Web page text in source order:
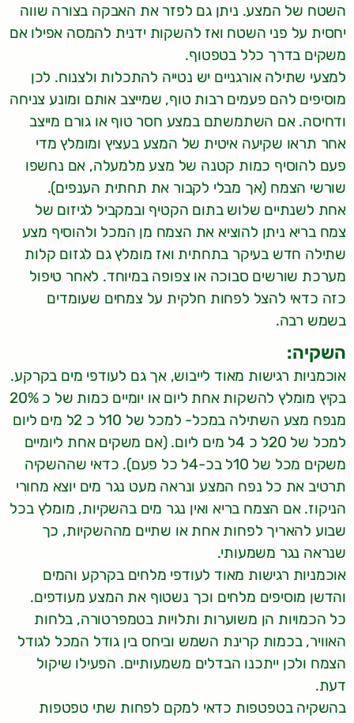
השטח של המצע. ניתן גם לפזר את האבקה בצורה שווה
יחסית על פני השטח ואז להשקות ידנית להמסה אפילו אם
משקים בדרך כלל בטפטוף.
למצעי שתילה אורגניים יש נטייה להתכלות ולצנוח. לכן
מוסיפים להם פעמים רבות טוף, שמייצב אותם ומונע צניחה
ודחיסה. אם השתמשתם במצע חסר טוף או גורם מייצב
אחר תראו שקיעה איטית של המצע בעציץ ומומלץ מדי
פעם להוסיף כמות קטנה של מצע מלמעלה, אם נחשפו
שורשי הצמח (אך מבלי לקבור את תחתית הענפים).
אחת לשנתיים שלוש בתום הקטיף ובמקביל לגיזום של
צמח בריא ניתן להוציא את הצמח מן המכל ולהוסיף מצע
שתילה חדש בעיקר בתחתית ואז מומלץ גם לגזום קלות
מערכת שורשים סבוכה או צפופה במיוחד. לאחר טיפול
כזה כדאי להצל לפחות חלקית על צמחים שעומדים
בשמש רבה.
השקיה:
אוכמניות רגישות מאוד לייבוש, אך גם לעודפי מים בקרקע.
בקיץ מומלץ להשקות אחת ליום או יומיים כמות של כ 20%
מנפח מצע השתילה במכל- למכל של 10ל כ 2ל מים ליום
למכל של 20ל כ 4ל מים ליום. (אם משקים אחת ליומיים
משקים מכל של 10ל בכ-4ל כל פעם). כדאי שההשקיה
תרטיב את כל נפח המצע ונראה מעט נגר מים יוצא מחורי
הניקוז. אם הצמח בריא ואין נגר מים בהשקיות, מומלץ בכל
שבוע להאריך לפחות אחת או שתיים מההשקיות, כך
שנראה נגר משמעותי.
אוכמניות רגישות מאוד לעודפי מלחים בקרקע והמים
והדשן מוסיפים מלחים וכך נשטוף את המצע מעודפים.
כל הכמויות הן משוערות ותלויות בטמפרטורה, בלחות
האוויר, בכמות קרינת השמש וביחס בין גודל המכל לגודל
הצמח ולכן ייתכנו הבדלים משמעותיים. הפעילו שיקול
דעת.
בהשקיה בטפטפות כדאי למקם לפחות שתי טפטפות